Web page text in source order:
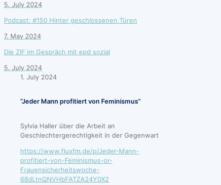
5. July 2024
Podcast: #150 Hinter geschlossenen Türen
7. May 2024
Die ZIF im Gespräch mit epd sozial
5. July 2024
1. July 2024
“Jeder Mann profitiert von Feminismus”
Sylvia Haller über die Arbeit an
Geschlechtergerechtigkeit in der Gegenwart
https://www.fluxfm.de/p/Jeder-Mann-
profitiert-von-Feminismus-or-
Frauensicherheitswoche-
68dLtnQNVHbFATZA24Y0X2